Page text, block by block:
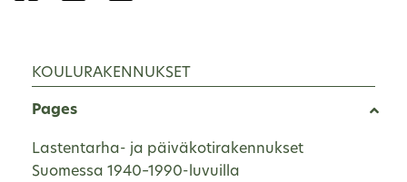
KOULURAKENNUKSET
Pages
Lastentarha- ja päiväkotirakennukset
Suomessa 1940–1990-luvuilla